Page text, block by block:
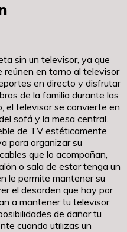
sin un televisor, ya que
reúnen en torno al televisor
en directo y disfrutar
de la familia durante las
el televisor se convierte en
sofá y la mesa central.
de TV estéticamente
para organizar su
que lo acompañan,
o sala de estar tenga un
le permite mantener su
el desorden que hay por
a mantener tu televisor
de dañar tu
cuando utilizas un